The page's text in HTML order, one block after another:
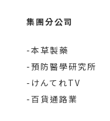
集團分公司
-本草製藥
-預防醫學研究所
-けんてれTV
-百貨通路業